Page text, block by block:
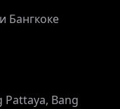
Бангкоке
Pattaya, Bang